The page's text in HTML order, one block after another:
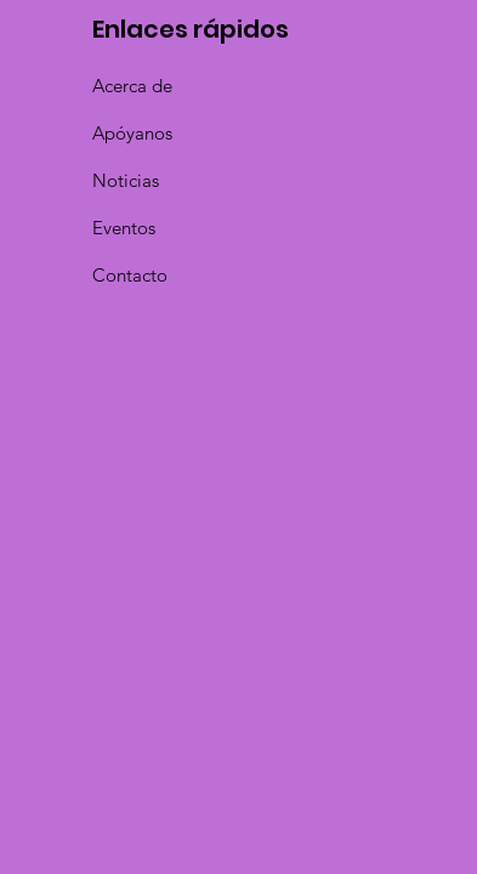
Enlaces rápidos
Acerca de
Apóyanos
Noticias
Eventos
Contacto